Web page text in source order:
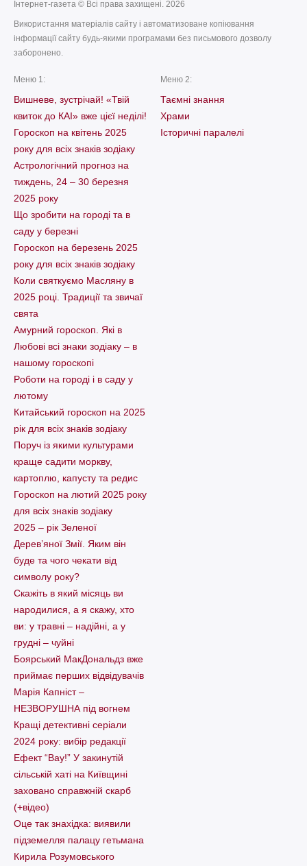
Інтернет-газета © Всі права захищені. 2026
Використання матеріалів сайту і автоматизоване копіювання
інформації сайту будь-якими програмами без письмового дозволу
заборонено.
Меню 1:
Вишневе, зустрічай! «Твій
квиток до КАІ» вже цієї неділі!
Гороскоп на квітень 2025
року для всіх знаків зодіаку
Астрологічний прогноз на
тиждень, 24 – 30 березня
2025 року
Що зробити на городі та в
саду у березні
Гороскоп на березень 2025
року для всіх знаків зодіаку
Коли святкуємо Масляну в
2025 році. Традиції та звичаї
свята
Амурний гороскоп. Які в
Любові всі знаки зодіаку – в
нашому гороскопі
Pоботи на городі і в саду у
лютому
Китайський гороскоп на 2025
рік для всіх знаків зодіаку
Поруч із якими культурами
краще садити моркву,
картоплю, капусту та редис
Гороскоп на лютий 2025 року
для всіх знаків зодіаку
2025 – рік Зеленої
Дерев’яної Змії. Яким він
буде та чого чекати від
символу року?
Скажіть в який місяць ви
народилися, а я скажу, хто
ви: у травні – надійні, а у
грудні – чуйні
Боярський МакДональдз вже
приймає перших відвідувачів
Марія Капніст –
НЕЗВОРУШНА під вогнем
Кращі детективні серіали
2024 року: вибір редакції
Ефект “Вау!” У закинутій
сільській хаті на Київщині
заховано справжній скарб
(+відео)
Оце так знахідка: виявили
підземелля палацу гетьмана
Кирила Розумовського
Меню 2:
Таємні знання
Храми
Історичні паралелі